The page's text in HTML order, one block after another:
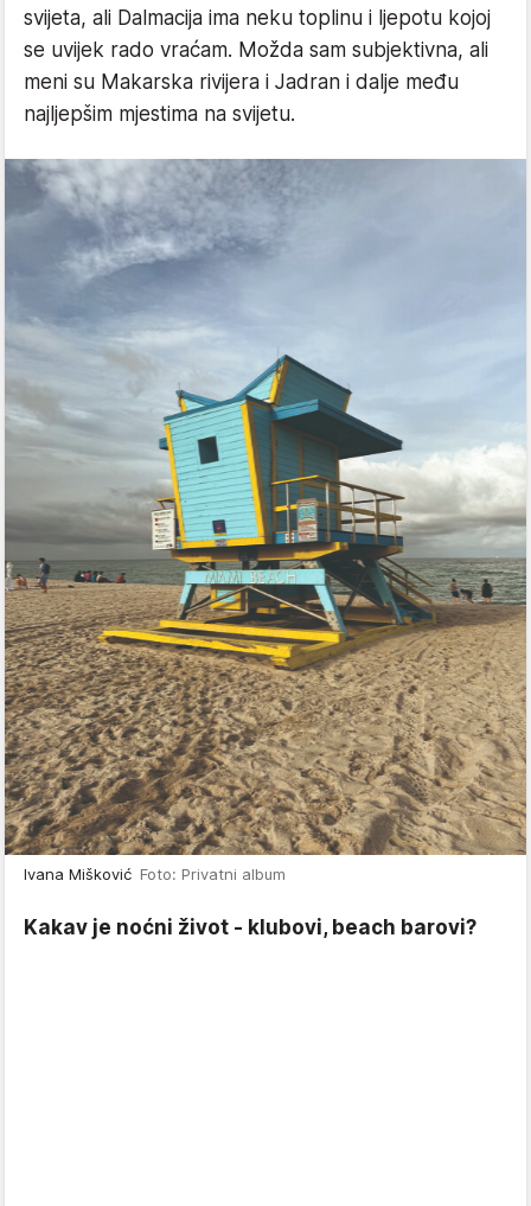
svijeta, ali Dalmacija ima neku toplinu i ljepotu kojoj
se uvijek rado vraćam. Možda sam subjektivna, ali
meni su Makarska rivijera i Jadran i dalje među
najljepšim mjestima na svijetu.
Ivana Mišković Foto: Privatni album
Kakav je noćni život - klubovi, beach barovi?